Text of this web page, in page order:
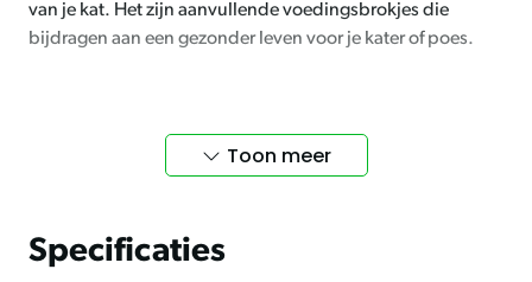
van je kat. Het zijn aanvullende voedingsbrokjes die
bijdragen aan een gezonder leven voor je kater of poes.
Bevorering maag-en
darmhygiëne
darmflora evenwichtig in balans, reinigt inwendig het
Toon meer
Specificaties